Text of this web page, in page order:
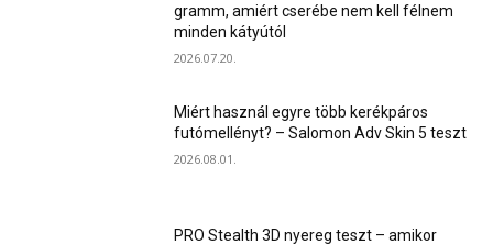
gramm, amiért cserébe nem kell félnem
minden kátyútól
2026.07.20.
Miért használ egyre több kerékpáros
futómellényt? – Salomon Adv Skin 5 teszt
2026.08.01.
PRO Stealth 3D nyereg teszt – amikor